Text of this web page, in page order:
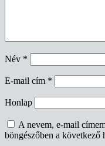
Név *
E-mail cím *
Honlap
A nevem, e-mail
böngészőben a következő